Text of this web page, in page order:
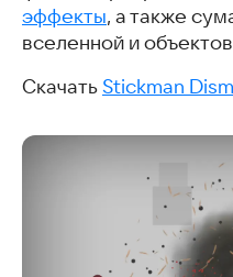
эффекты, а также
вселенной и
Скачать Stickman